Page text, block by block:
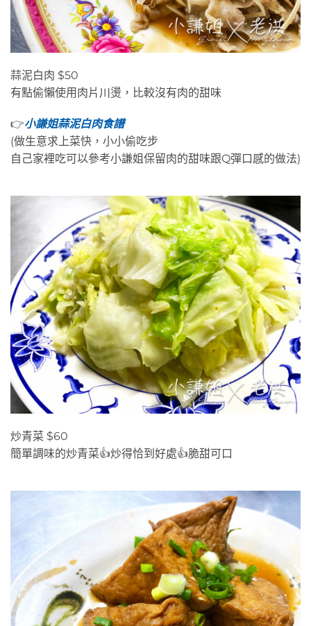
蒜泥白肉 $50
有點偷懶使用肉片川燙，比較沒有肉的甜味
👉小謙姐蒜泥白肉食譜
(做生意求上菜快，小小偷吃步
自己家裡吃可以參考小謙姐保留肉的甜味跟Q彈口感的做法)
炒青菜 $60
簡單調味的炒青菜👍炒得恰到好處👍脆甜可口